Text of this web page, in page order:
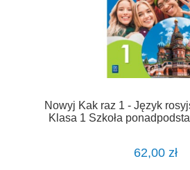
Nowyj Kak raz 1 - Język
Klasa 1 Szkoła
62,00 zł